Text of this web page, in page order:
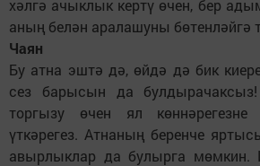
хәлгә ачыклык кертү өчен, бер
аның белән аралашуны бөтенләйгә
Чаян
Бу атна эштә дә, өйдә дә бик
сез барысын да
торгызу өчен ял көннәрегезне
үткәрегез. Атнаның беренче
авырлыклар да булырга мөмкин.